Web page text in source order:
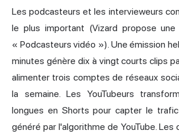
Les podcasteurs et les intervieweurs
le plus important (Vizard propose
« Podcasteurs vidéo »). Une émission
minutes génère dix à vingt courts clips
alimenter trois comptes de réseaux
la semaine. Les YouTubeurs
longues en Shorts pour capter le
généré par l'algorithme de YouTube. Les